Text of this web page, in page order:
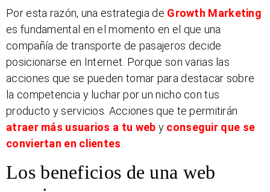
Por esta razón, una estrategia de Growth Marketing
es fundamental en el momento en el que una
compañía de transporte de pasajeros decide
posicionarse en Internet. Porque son varias las
acciones que se pueden tomar para destacar sobre
la competencia y luchar por un nicho con tus
producto y servicios. Acciones que te permitirán
atraer más usuarios a tu web y conseguir que se
conviertan en clientes
Los beneficios de una web